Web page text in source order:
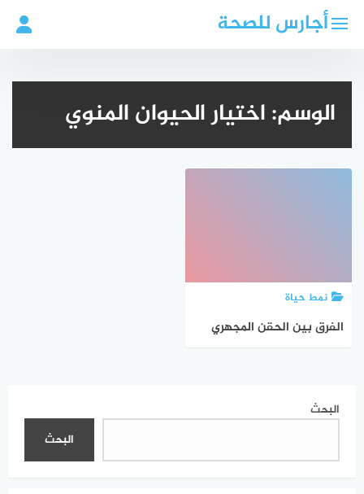
أجارس للصحة
الوسم:اختيار الحيوان المنوي
نمط حياة
الفرق بين الحقن المجهري
البحث
البحث